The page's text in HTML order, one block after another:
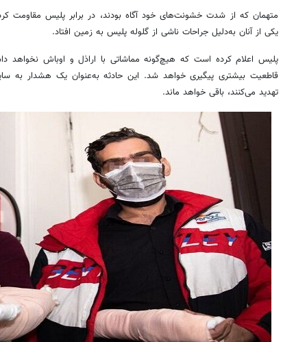
متهمان که از شدت خشونت‌های خود آگاه بودند، در برابر پلیس مقاومت
یکی از آنان به‌دلیل جراحات ناشی از گلوله پلیس به زمین افتاد.
پلیس اعلام کرده است که هیچ‌گونه مماشاتی با اراذل و اوباش نخواهد
قاطعیت بیشتری پیگیری خواهد شد. این حادثه به‌عنوان یک هشدار به
تهدید می‌کنند، باقی خواهد ماند.